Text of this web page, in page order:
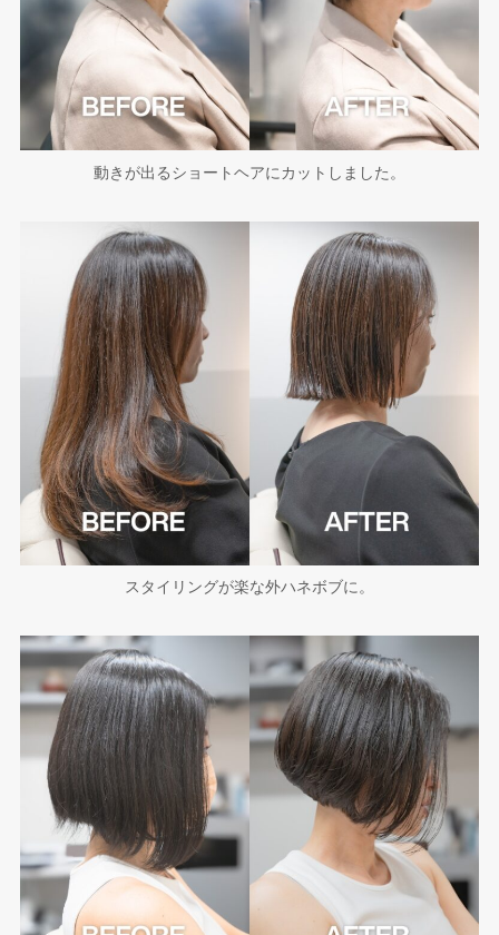
動きが出るショートヘアにカットしました。
スタイリングが楽な外ハネボブに。